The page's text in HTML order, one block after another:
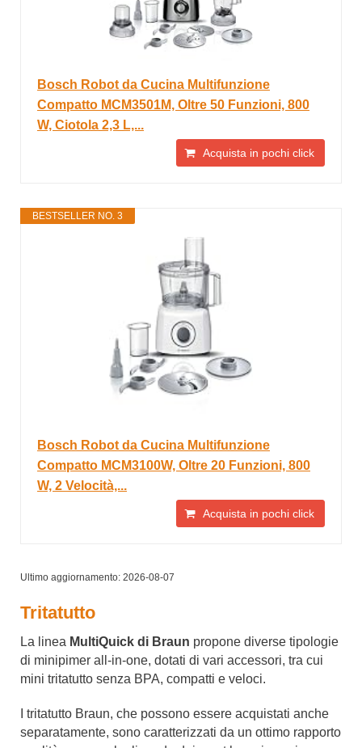
Bosch Robot da Cucina Multifunzione
Compatto MCM3501M, Oltre 50 Funzioni, 800
W, Ciotola 2,3 L,...
Acquista in pochi click
BESTSELLER NO. 3
Bosch Robot da Cucina Multifunzione
Compatto MCM3100W, Oltre 20 Funzioni, 800
W, 2 Velocità,...
Acquista in pochi click
Ultimo aggiornamento: 2026-08-07
Tritatutto
La linea MultiQuick di Braun propone diverse tipologie
di minipimer all-in-one, dotati di vari accessori, tra cui
mini tritatutto senza BPA, compatti e veloci.
I tritatutto Braun, che possono essere acquistati anche
separatamente, sono caratterizzati da un ottimo rapporto